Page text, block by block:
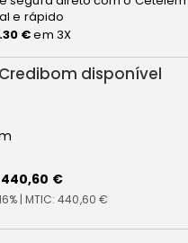
e rápido
€em 3X
disponível
440,60 €
| MTIC:440,60 €